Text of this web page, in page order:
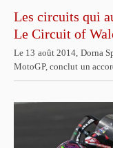
Les circuits qui
Le Circuit of
Le 13 août 2014, Dorna
MotoGP, conclut un